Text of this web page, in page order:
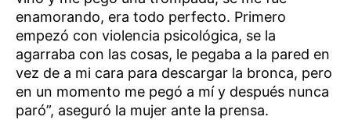
enamorando, era todo perfecto. Primero
empezó con violencia psicológica, se la
agarraba con las cosas, le pegaba a la pared en
vez de a mi cara para descargar la bronca, pero
en un momento me pegó a mí y después nunca
paró”, aseguró la mujer ante la prensa.